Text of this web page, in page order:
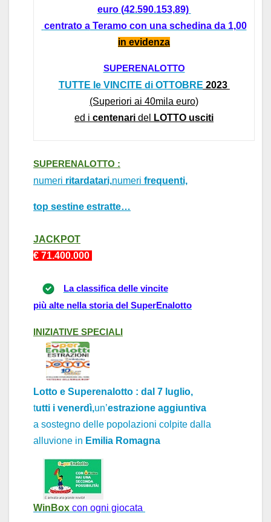
euro (42.590.153,89)
centrato aTeramo con una schedina da 1,00
in evidenza
SUPERENALOTTO
TUTTE le VINCITE di OTTOBRE 2023
(Superiori ai 40mil a euro)
ed i centenari del LOTTO usciti
SUPERENALOTTO :
numeri ritardatari,numeri frequenti,
top sestine estratte…
JACKPOT
€ 71.400.000
La classifica delle vincite
più alte nella storia del SuperEnalotto
INIZI ATIVE SPECI ALI
Lotto e Superenalotto : dal 7 luglio,
tutti i venerdì,un’estrazione aggiuntiva
a sostegno delle popolazioni colpite dall a
alluvione in Emilia Romagna
WinBox con ogni giocata